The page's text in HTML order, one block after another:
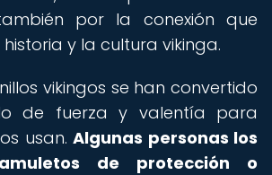
por la conexión que
y la cultura vikinga.
vikingos se han convertido
de fuerza y valentía para
usan. Algunas personas los
de protección o